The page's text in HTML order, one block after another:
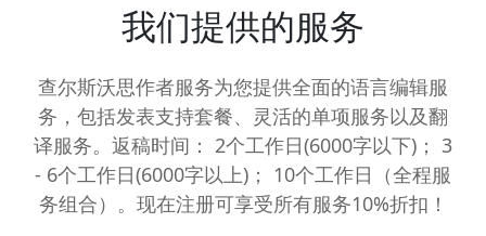
我们提供的服务
查尔斯沃思作者服务为您提供全面的语言编辑服
务，包括发表支持套餐、灵活的单项服务以及翻
译服务。返稿时间： 2个工作日(6000字以下)； 3
- 6个工作日(6000字以上)； 10个工作日（全程服
务组合）。现在注册可享受所有服务10%折扣！